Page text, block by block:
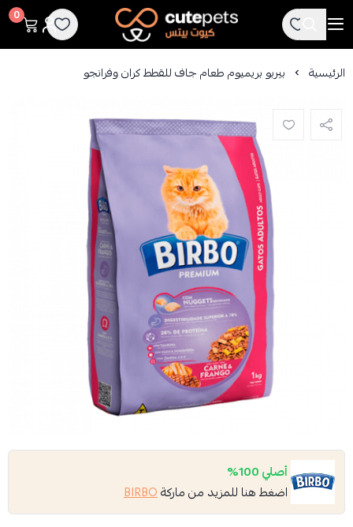
Cutepets
0
الرئيسية بيربو بريميوم طعام جاف للقطط كران وفرانجو
أصلي 100%
اضغط هنا للمزيد من ماركةBIRBO